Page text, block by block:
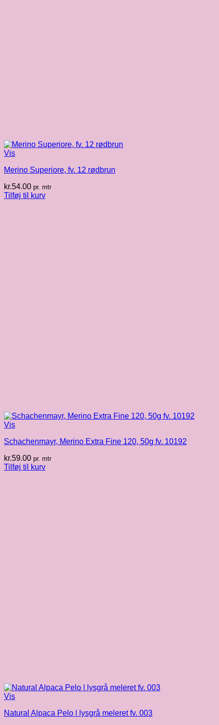
Vis
Merino Superiore, fv. 12 rødbrun
kr.54.00 pr. mtr
Tilføj til kurv
Vis
Schachenmayr, Merino Extra Fine 120, 50g fv. 10192
kr.59.00 pr. mtr
Tilføj til kurv
Vis
Natural Alpaca Pelo | lysgrå meleret fv. 003